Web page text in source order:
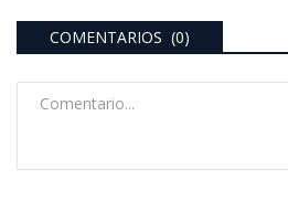
COMENTARIOS (0)